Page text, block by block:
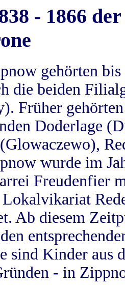
- 1866
gehörten
die beiden
Früher
Doderlage
wurde im
Freudenfier
Ab diesem
sind Kinder aus
- in